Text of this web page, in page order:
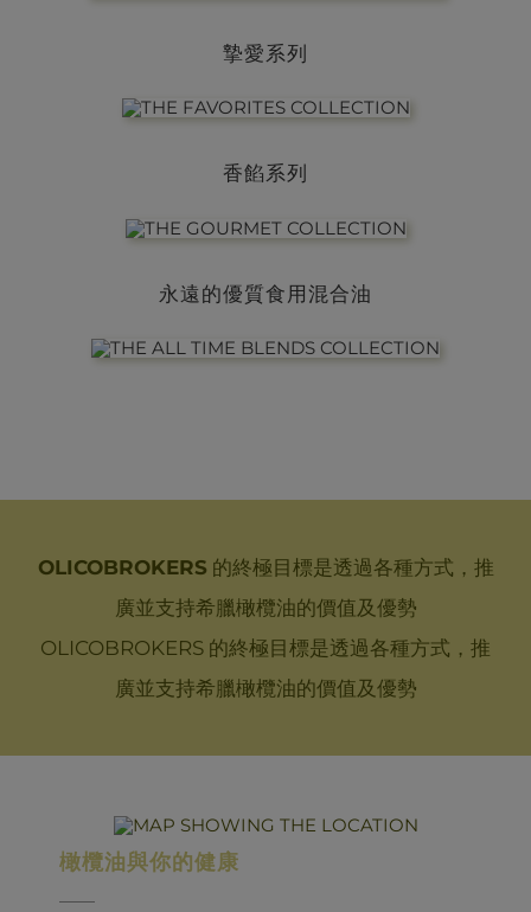
摯愛系列
香餡系列
永遠的優質食用混合油
OLICOBROKERS 的終極目標是透過各種方式，推
廣並支持希臘橄欖油的價值及優勢
OLICOBROKERS 的終極目標是透過各種方式，推
廣並支持希臘橄欖油的價值及優勢
橄欖油與你的健康